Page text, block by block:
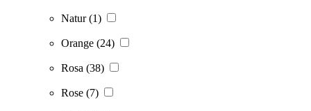
Natur(1)
Orange (24)
Rosa (38)
Rose (7)